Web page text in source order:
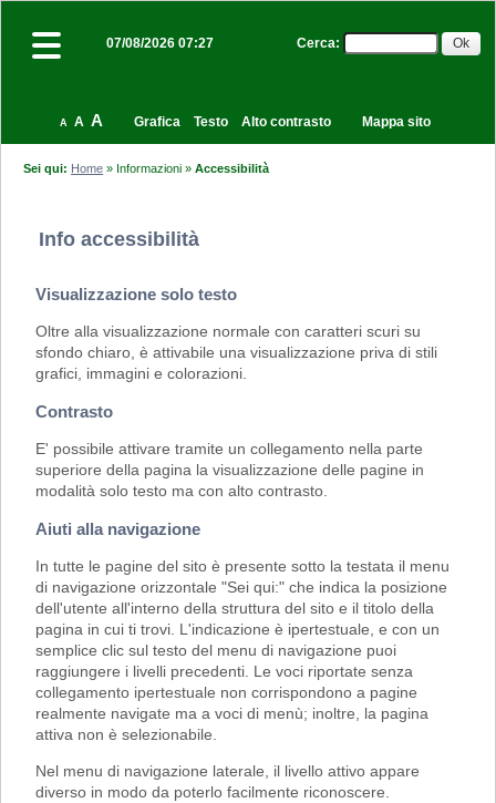
07/08/2026 07:27 Cerca:
A A A Grafica Testo Alto contrasto Mappa sito
Sei qui: Home » Informazioni »Accessibilità
Info accessibilità
Visualizzazione solo testo
Oltre alla visualizzazione normale con caratteri scuri su
sfondo chiaro, è attivabile una visualizzazione priva di stili
grafici, immagini e colorazioni.
Contrasto
E' possibile attivare tramite un collegamento nella parte
superiore della pagina la visualizzazione delle pagine in
modalità solo testo ma con alto contrasto.
Aiuti alla navigazione
In tutte le pagine del sito è presente sotto la testata il menu
di navigazione orizzontale "Sei qui:" che indica la posizione
dell'utente all'interno della struttura del sito e il titolo della
pagina in cui ti trovi. L'indicazione è ipertestuale, e con un
semplice clic sul testo del menu di navigazione puoi
raggiungere i livelli precedenti. Le voci riportate senza
collegamento ipertestuale non corrispondono a pagine
realmente navigate ma a voci di menù; inoltre, la pagina
attiva non è selezionabile.
Nel menu di navigazione laterale, il livello attivo appare
diverso in modo da poterlo facilmente riconoscere.